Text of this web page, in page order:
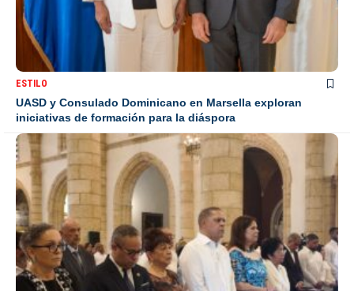
ESTILO
UASD y Consulado Dominicano en Marsella exploran
iniciativas de formación para la diáspora